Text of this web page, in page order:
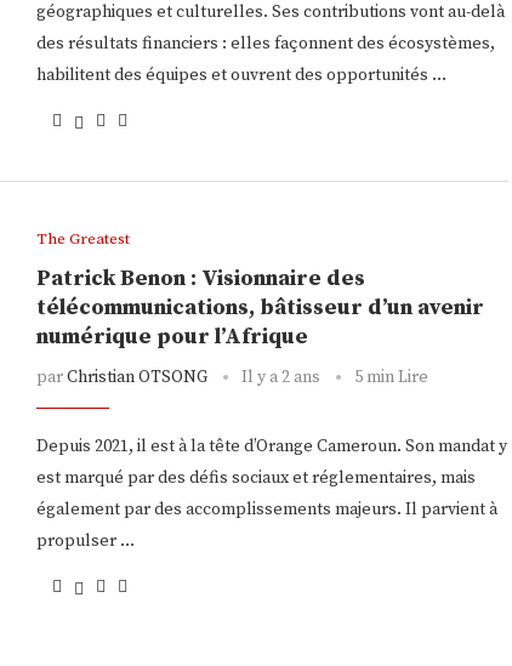
géographiques et culturelles. Ses contributions vont au-delà
des résultats financiers : elles façonnent des écosystèmes,
habilitent des équipes et ouvrent des opportunités …
The Greatest
Patrick Benon : Visionnaire des
télécommunications, bâtisseur d’un avenir
numérique pour l’Afrique
parChristian OTSONG Il y a 2 ans 5 min Lire
Depuis 2021, il est à la tête d’Orange Cameroun. Son mandat y
est marqué par des défis sociaux et réglementaires, mais
également par des accomplissements majeurs. Il parvient à
propulser …